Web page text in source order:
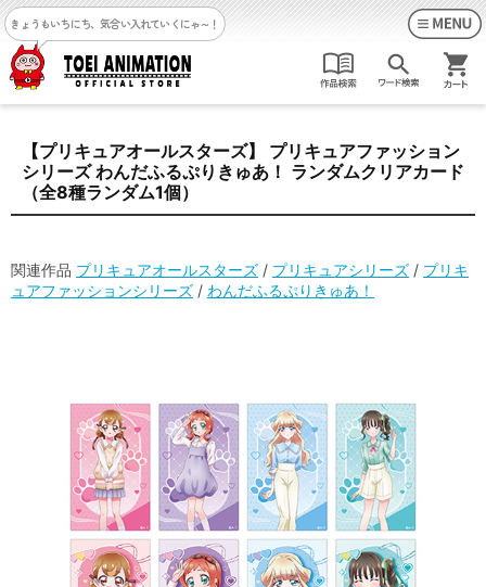
きょうもいちにち、気合い入れていくにゃ～！
【プリキュアオールスターズ】 プリキュアファッション
シリーズ わんだふるぷりきゅあ！ ランダムクリアカード
（全8種ランダム1個）
関連作品 プリキュアオールスターズ / プリキュアシリーズ / プリキ
ュアファッションシリーズ / わんだふるぷりきゅあ！